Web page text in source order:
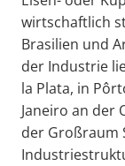
wirtschaftlich
Brasilien und
der Industrie
la Plata, in
Janeiro an der
der Großraum